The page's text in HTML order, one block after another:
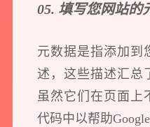
05. 填写您网站的
元数据是指添加到
述，这些描述汇总
虽然它们在页面上
代码中以帮助